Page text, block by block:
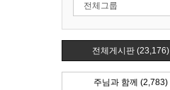
전체게시판 (23,176)
주님과 함께 (2,783)